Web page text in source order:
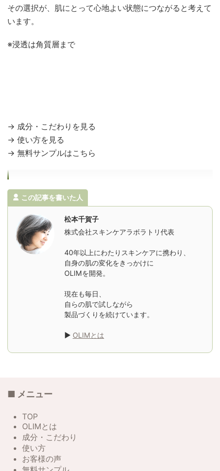
その選択が、肌にとって心地よい状態につながると考えて
います。
※浸透は角質層まで
→ 成分・こだわりを見る
→ 使い方を見る
→ 無料サンプルはこちら
この記事を書いた人
松本千賀子
株式会社スキンケアラボラトリ代表
40年以上にわたりスキンケアに携わり、
自身の肌の変化をきっかけに
OLIMを開発。
現在も毎日、
自らの肌で試しながら
製品づくりを続けています。
▶ OLIMとは
■ メニュー
TOP
OLIMとは
成分・こだわり
使い方
お客様の声